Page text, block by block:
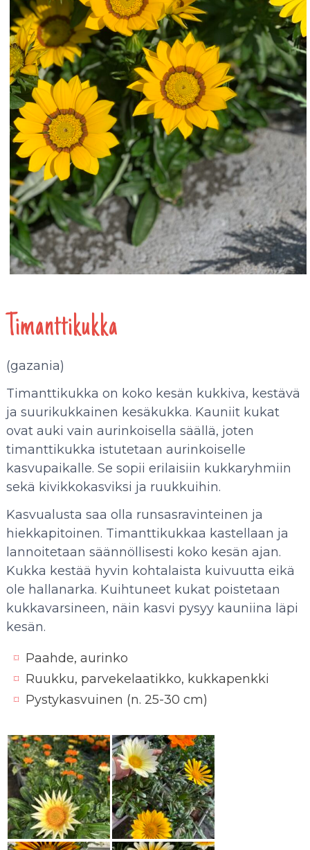
Timanttikukka
(gazania)
Timanttikukka on koko kesän kukkiva, kestävä
ja suurikukkainen kesäkukka. Kauniit kukat
ovat auki vain aurinkoisella säällä, joten
timanttikukka istutetaan aurinkoiselle
kasvupaikalle. Se sopii erilaisiin kukkaryhmiin
sekä kivikkokasviksi ja ruukkuihin.
Kasvualusta saa olla runsasravinteinen ja
hiekkapitoinen. Timanttikukkaa kastellaan ja
lannoitetaan säännöllisesti koko kesän ajan.
Kukka kestää hyvin kohtalaista kuivuutta eikä
ole hallanarka. Kuihtuneet kukat poistetaan
kukkavarsineen, näin kasvi pysyy kauniina läpi
kesän.
Paahde, aurinko
Ruukku, parvekelaatikko, kukkapenkki
Pystykasvuinen (n. 25-30 cm)